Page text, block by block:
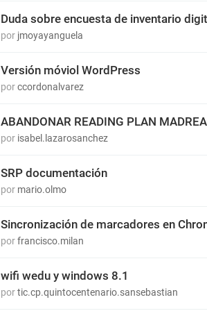
Duda sobre encuesta de inventario
por jmoyayanguela
Versión móviol WordPress
porccordonalvarez
ABANDONAR READING PLAN
por isabel.lazarosanchez
SRP documentación
por mario.olmo
Sincronización de marcadores en
porfrancisco.milan
wifi wedu y windows 8.1
portic.cp.quintocentenario.sansebastian